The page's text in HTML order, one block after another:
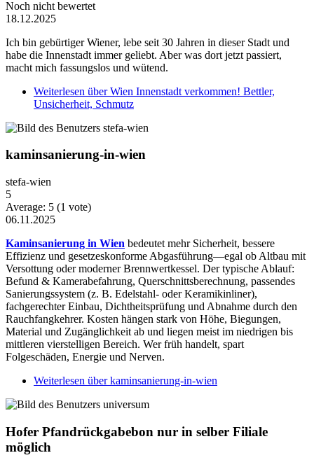
Noch nicht bewertet
18.12.2025
Ich bin gebürtiger Wiener, lebe seit 30 Jahren in dieser Stadt und
habe die Innenstadt immer geliebt. Aber was dort jetzt passiert,
macht mich fassungslos und wütend.
Weiterlesen über Wien Innenstadt verkommen! Bettler,
Unsicherheit, Schmutz
kaminsanierung-in-wien
stefa-wien
5
Average: 5 (1 vote)
06.11.2025
Kaminsanierung in Wien bedeutet mehr Sicherheit, bessere
Effizienz und gesetzeskonforme Abgasführung—egal ob Altbau mit
Versottung oder moderner Brennwertkessel. Der typische Ablauf:
Befund & Kamerabefahrung, Querschnittsberechnung, passendes
Sanierungssystem (z. B. Edelstahl- oder Keramikinliner),
fachgerechter Einbau, Dichtheitsprüfung und Abnahme durch den
Rauchfangkehrer. Kosten hängen stark von Höhe, Biegungen,
Material und Zugänglichkeit ab und liegen meist im niedrigen bis
mittleren vierstelligen Bereich. Wer früh handelt, spart
Folgeschäden, Energie und Nerven.
Weiterlesen über kaminsanierung-in-wien
Hofer Pfandrückgabebon nur in selber Filiale
möglich